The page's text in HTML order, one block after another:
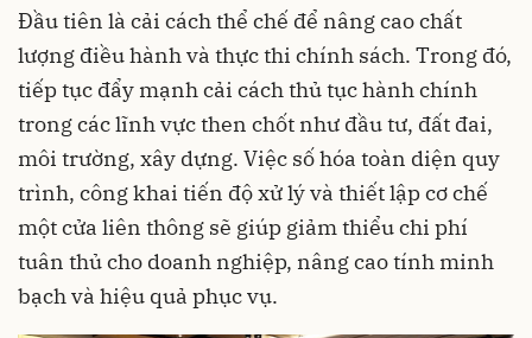
Đầu tiên là cải cách thể chế để nâng cao chất
lượng điều hành và thực thi chính sách. Trong đó,
tiếp tục đẩy mạnh cải cách thủ tục hành chính
trong các lĩnh vực then chốt như đầu tư, đất đai,
môi trường, xây dựng. Việc số hóa toàn diện quy
trình, công khai tiến độ xử lý và thiết lập cơ chế
một cửa liên thông sẽ giúp giảm thiểu chi phí
tuân thủ cho doanh nghiệp, nâng cao tính minh
bạch và hiệu quả phục vụ.